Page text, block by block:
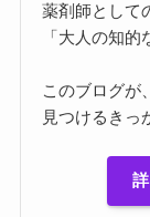
薬剤師として
「大人の知
このブログが
見つけるきっ